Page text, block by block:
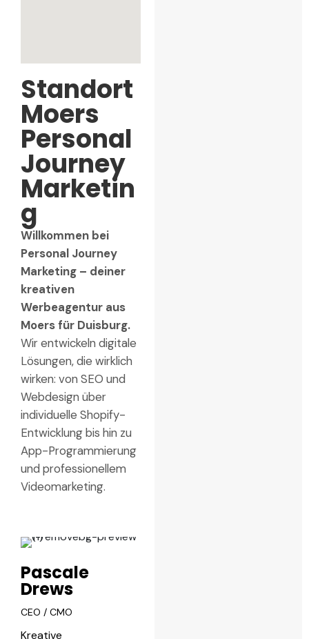
Standort
Moers
Personal
Journey
Marketin
g
Willkommen bei
Personal Journey
Marketing – deiner
kreativen
Werbeagentur aus
Moers für Duisburg.
Wir entwickeln digitale
Lösungen, die wirklich
wirken: von SEO und
Webdesign über
individuelle Shopify-
Entwicklung bis hin zu
App-Programmierung
und professionellem
Videomarketing.
Pascale
Drews
CEO / CMO
Kreative